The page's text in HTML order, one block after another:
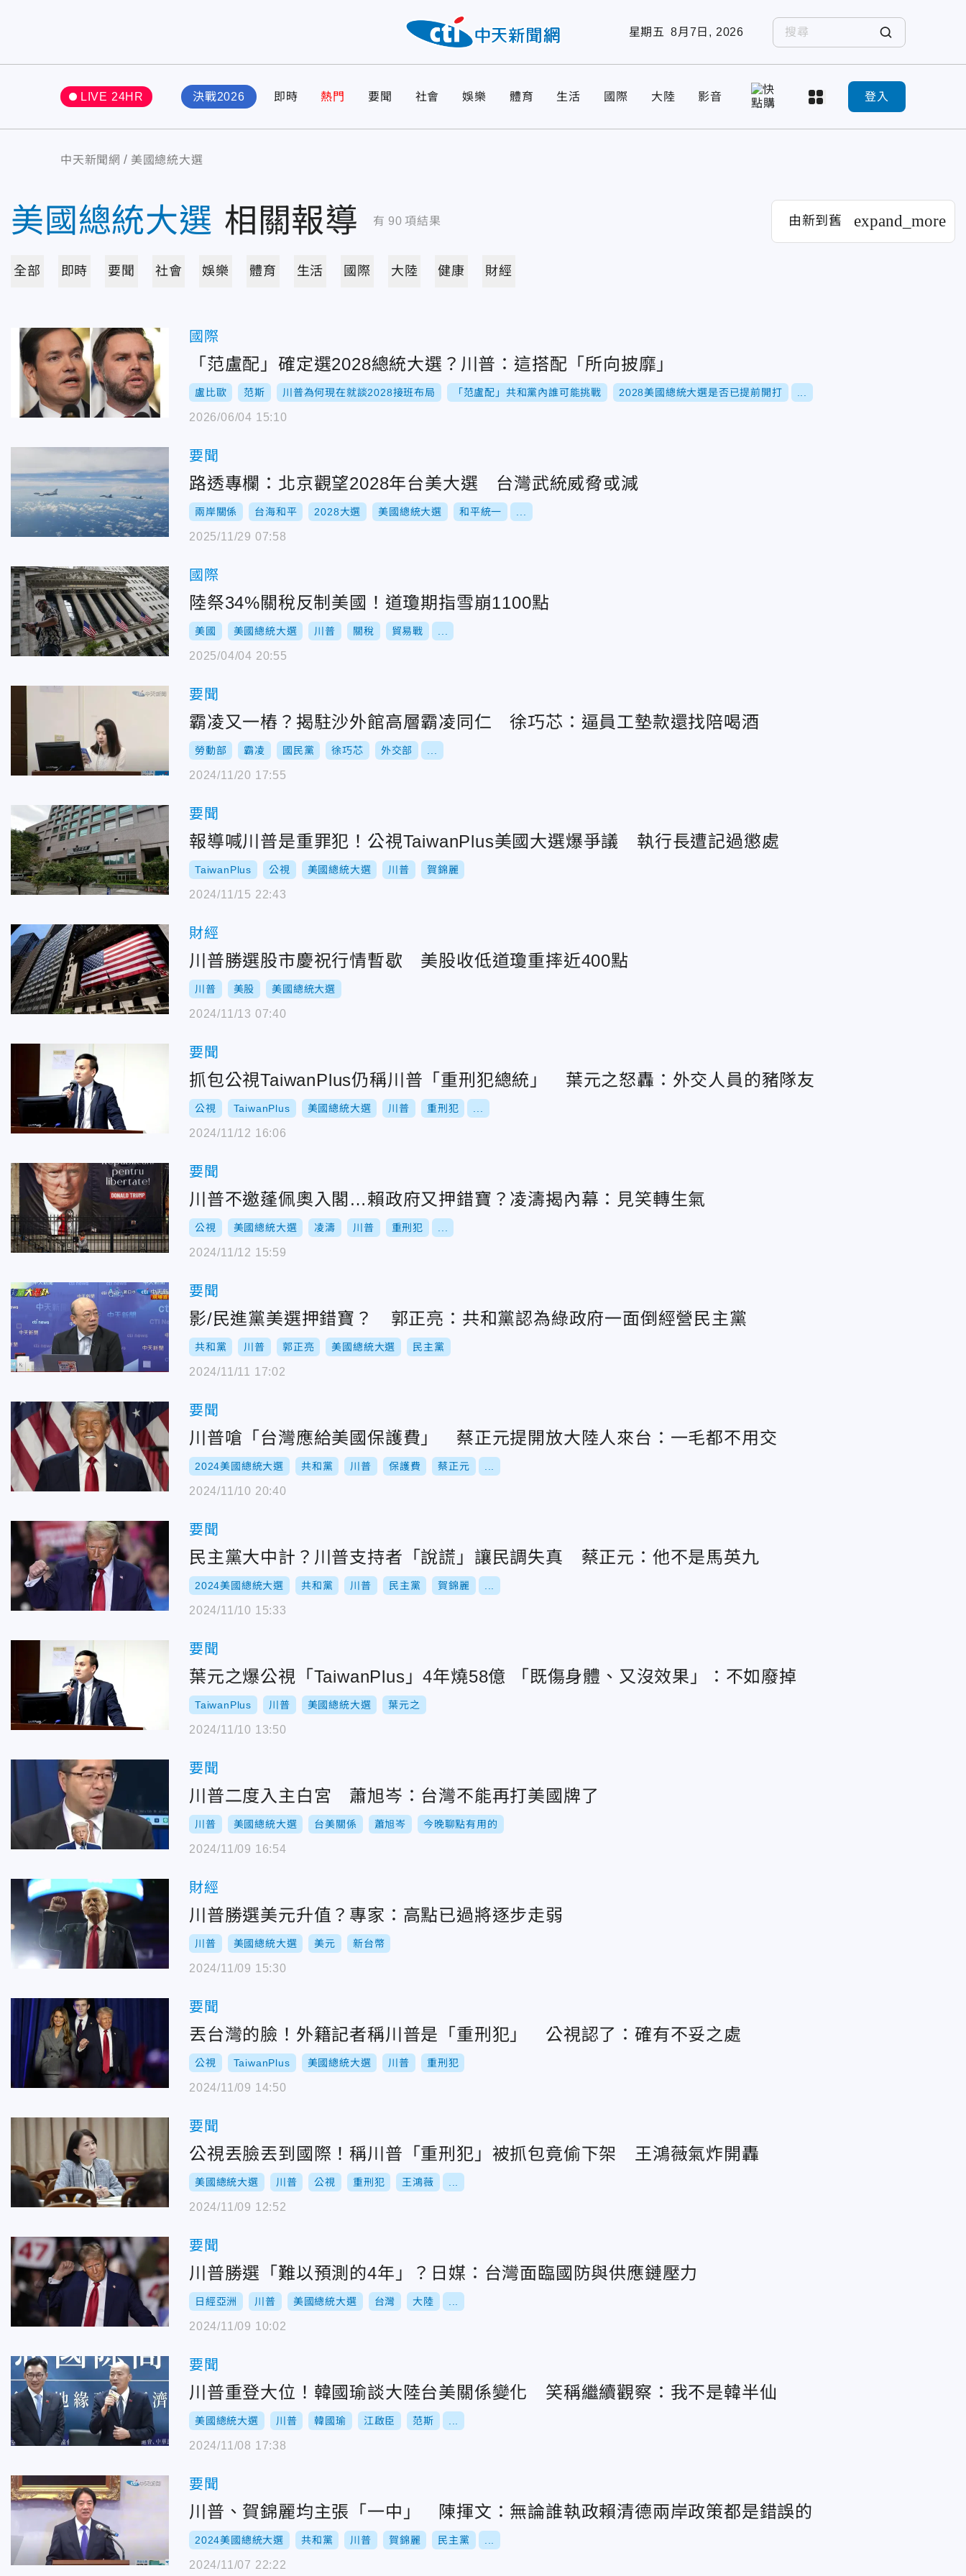
星期五 8月7日, 2026
LIVE 24HR 決戰2026 即時 熱門 要聞 社會 娛樂 體育 生活 國際 大陸 影音 登入
中天新聞網 美國總統大選
美國總統大選 相關報導 有 90 項結果 由新到舊 expand_more
全部 即時 要聞 社會 娛樂 體育 生活 國際 大陸 健康 財經
國際
「范盧配」確定選2028總統大選？川普：這搭配「所向披靡」
盧比歐 范斯 川普為何現在就談2028接班布局 「范盧配」共和黨內誰可能挑戰 2028美國總統大選是否已提前開打
2026/06/04 15:10
要聞
路透專欄：北京觀望2028年台美大選 台灣武統威脅或減
兩岸關係 台海和平 2028大選 美國總統大選 和平統一
2025/11/29 07:58
國際
陸祭34%關稅反制美國！道瓊期指雪崩1100點
美國 美國總統大選 川普 關稅 貿易戰
2025/04/04 20:55
要聞
霸凌又一樁？揭駐沙外館高層霸凌同仁 徐巧芯：逼員工墊款還找陪喝酒
勞動部 霸凌 國民黨 徐巧芯 外交部
2024/11/20 17:55
要聞
報導喊川普是重罪犯！公視TaiwanPlus美國大選爆爭議 執行長遭記過懲處
TaiwanPlus 公視 美國總統大選 川普 賀錦麗
2024/11/15 22:43
財經
川普勝選股市慶祝行情暫歇 美股收低道瓊重摔近400點
川普 美股 美國總統大選
2024/11/13 07:40
要聞
抓包公視TaiwanPlus仍稱川普「重刑犯總統」 葉元之怒轟：外交人員的豬隊友
公視 TaiwanPlus 美國總統大選 川普 重刑犯
2024/11/12 16:06
要聞
川普不邀蓬佩奧入閣…賴政府又押錯寶？凌濤揭內幕：見笑轉生氣
公視 美國總統大選 凌濤 川普 重刑犯
2024/11/12 15:59
要聞
影/民進黨美選押錯寶？ 郭正亮：共和黨認為綠政府一面倒經營民主黨
共和黨 川普 郭正亮 美國總統大選 民主黨
2024/11/11 17:02
要聞
川普嗆「台灣應給美國保護費」 蔡正元提開放大陸人來台：一毛都不用交
2024美國總統大選 共和黨 川普 保護費 蔡正元
2024/11/10 20:40
要聞
民主黨大中計？川普支持者「說謊」讓民調失真 蔡正元：他不是馬英九
2024美國總統大選 共和黨 川普 民主黨 賀錦麗
2024/11/10 15:33
要聞
葉元之爆公視「TaiwanPlus」4年燒58億 「既傷身體、又沒效果」：不如廢掉
TaiwanPlus 川普 美國總統大選 葉元之
2024/11/10 13:50
要聞
川普二度入主白宮 蕭旭岑：台灣不能再打美國牌了
川普 美國總統大選 台美關係 蕭旭岑 今晚聊點有用的
2024/11/09 16:54
財經
川普勝選美元升值？專家：高點已過將逐步走弱
川普 美國總統大選 美元 新台幣
2024/11/09 15:30
要聞
丟台灣的臉！外籍記者稱川普是「重刑犯」 公視認了：確有不妥之處
公視 TaiwanPlus 美國總統大選 川普 重刑犯
2024/11/09 14:50
要聞
公視丟臉丟到國際！稱川普「重刑犯」被抓包竟偷下架 王鴻薇氣炸開轟
美國總統大選 川普 公視 重刑犯 王鴻薇
2024/11/09 12:52
要聞
川普勝選「難以預測的4年」？日媒：台灣面臨國防與供應鏈壓力
日經亞洲 川普 美國總統大選 台灣 大陸
2024/11/09 10:02
要聞
川普重登大位！韓國瑜談大陸台美關係變化 笑稱繼續觀察：我不是韓半仙
美國總統大選 川普 韓國瑜 江啟臣 范斯
2024/11/08 17:38
要聞
川普、賀錦麗均主張「一中」 陳揮文：無論誰執政賴清德兩岸政策都是錯誤的
2024美國總統大選 共和黨 川普 賀錦麗 民主黨
2024/11/07 22:22